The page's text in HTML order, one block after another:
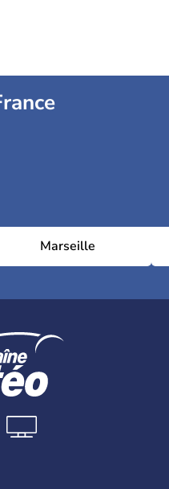
Marseille